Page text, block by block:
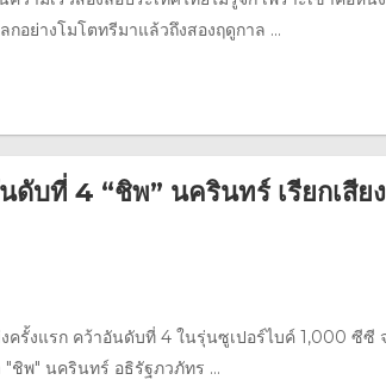
อย่างโมโตทรีมาแล้วถึงสองฤดูกาล ...
ดับที่ 4 “ชิพ” นครินทร์ เรียกเสียง
ครั้งแรก คว้าอันดับที่ 4 ในรุ่นซูเปอร์ไบค์ 1,000 ซีซี
ชิพ" นครินทร์ อธิรัฐภวภัทร ...